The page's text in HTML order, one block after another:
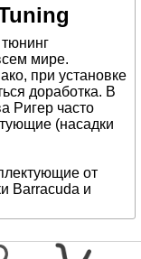
мире.
при установке
доработка. В
Ригер часто
(насадки
от
Barracuda и